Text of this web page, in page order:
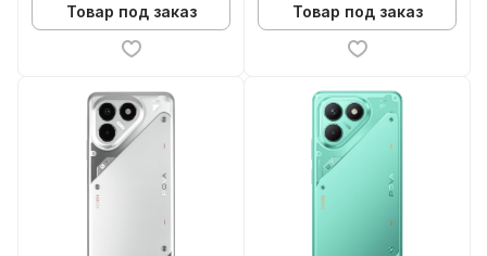
Товар под заказ Товар под заказ